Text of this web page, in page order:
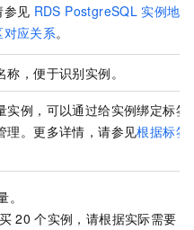
参见 RDS PostgreSQL 实例地
对应关系。
称，便于识别实例。
实例，可以通过给实例绑定标签
理。更多详情，请参见根据标签
20 个实例，请根据实际需要